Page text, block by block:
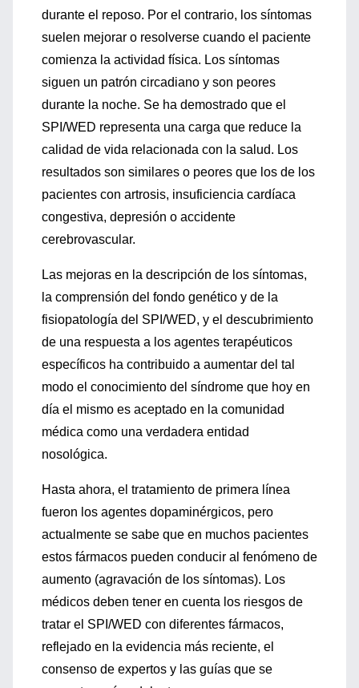
durante el reposo. Por el contrario, los síntomas
suelen mejorar o resolverse cuando el paciente
comienza la actividad física. Los síntomas
siguen un patrón circadiano y son peores
durante la noche. Se ha demostrado que el
SPI/WED representa una carga que reduce la
calidad de vida relacionada con la salud. Los
resultados son similares o peores que los de los
pacientes con artrosis, insuficiencia cardíaca
congestiva, depresión o accidente
cerebrovascular.
Las mejoras en la descripción de los síntomas,
la comprensión del fondo genético y de la
fisiopatología del SPI/WED, y el descubrimiento
de una respuesta a los agentes terapéuticos
específicos ha contribuido a aumentar del tal
modo el conocimiento del síndrome que hoy en
día el mismo es aceptado en la comunidad
médica como una verdadera entidad
nosológica.
Hasta ahora, el tratamiento de primera línea
fueron los agentes dopaminérgicos, pero
actualmente se sabe que en muchos pacientes
estos fármacos pueden conducir al fenómeno de
aumento (agravación de los síntomas). Los
médicos deben tener en cuenta los riesgos de
tratar el SPI/WED con diferentes fármacos,
reflejado en la evidencia más reciente, el
consenso de expertos y las guías que se